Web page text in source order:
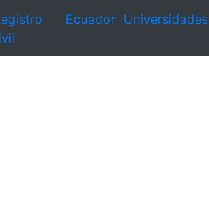
Ecuador Universidades